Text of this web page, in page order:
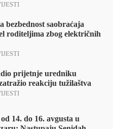
bezbednost saobraćaja
roditeljima zbog električnih
prijetnje uredniku
reakciju tužilaštva
14. do 16. avgusta u